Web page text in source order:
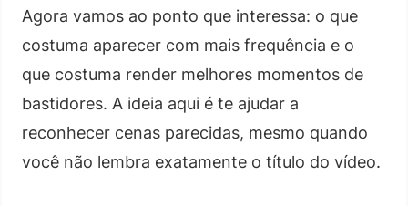
Agora vamos ao ponto que interessa: o que
costuma aparecer com mais frequência e o
que costuma render melhores momentos de
bastidores. A ideia aqui é te ajudar a
reconhecer cenas parecidas, mesmo quando
você não lembra exatamente o título do vídeo.